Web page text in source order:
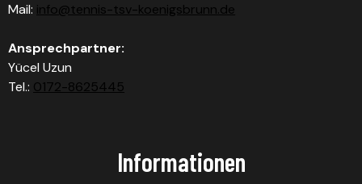
Mail: info@tennis-tsv-koenigsbrunn.de
Ansprechpartner:
Yücel Uzun
Tel.: 0172-8625445
Informationen